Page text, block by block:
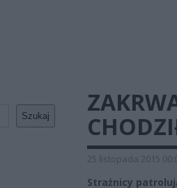
Szukaj
25 listopada 2015
Strażnicy